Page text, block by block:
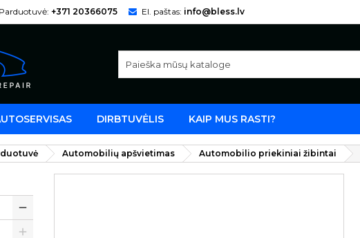
Parduotuvė: +371 20366075 El. paštas: info@bless.lv
DIRBTUVĖLIS KAIP MUS RASTI?
Automobilių apšvietimas Automobilio priekiniai žibintai